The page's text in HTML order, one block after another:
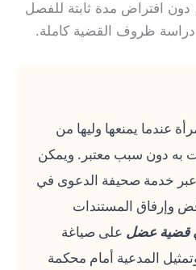
دون افتراض مدة ثابتة للفصل
ظروف القضية كاملة.
عندما يمنعها وليها من
به دون سبب معتبر. ويمكن
عبر خدمة صحيفة الدعوى في
وإرفاق المستندات
قضية عضل على صياغة
المدعية أمام محكمة